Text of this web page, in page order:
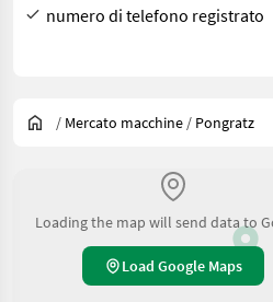
numero di telefono registrato
/ Mercato macchine / Pongratz
Loading the map will send data to
Load Google Maps